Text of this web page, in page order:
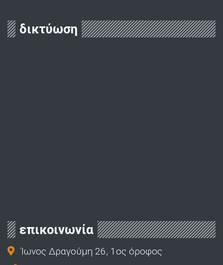
δικτύωση
επικοινωνία
Ίωνος Δραγούμη 26, 1ος όροφος